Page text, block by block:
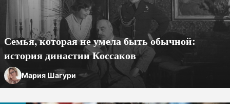
Семья, которая не умела быть обычной:
история династии Коссаков
Мария Шагури